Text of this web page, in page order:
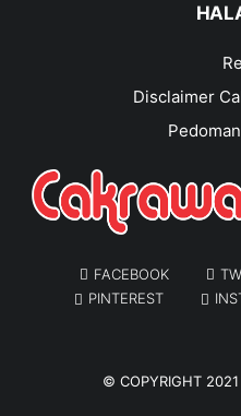
Disclaimer
FACEBOOK
PINTEREST
© COPYRIGHT